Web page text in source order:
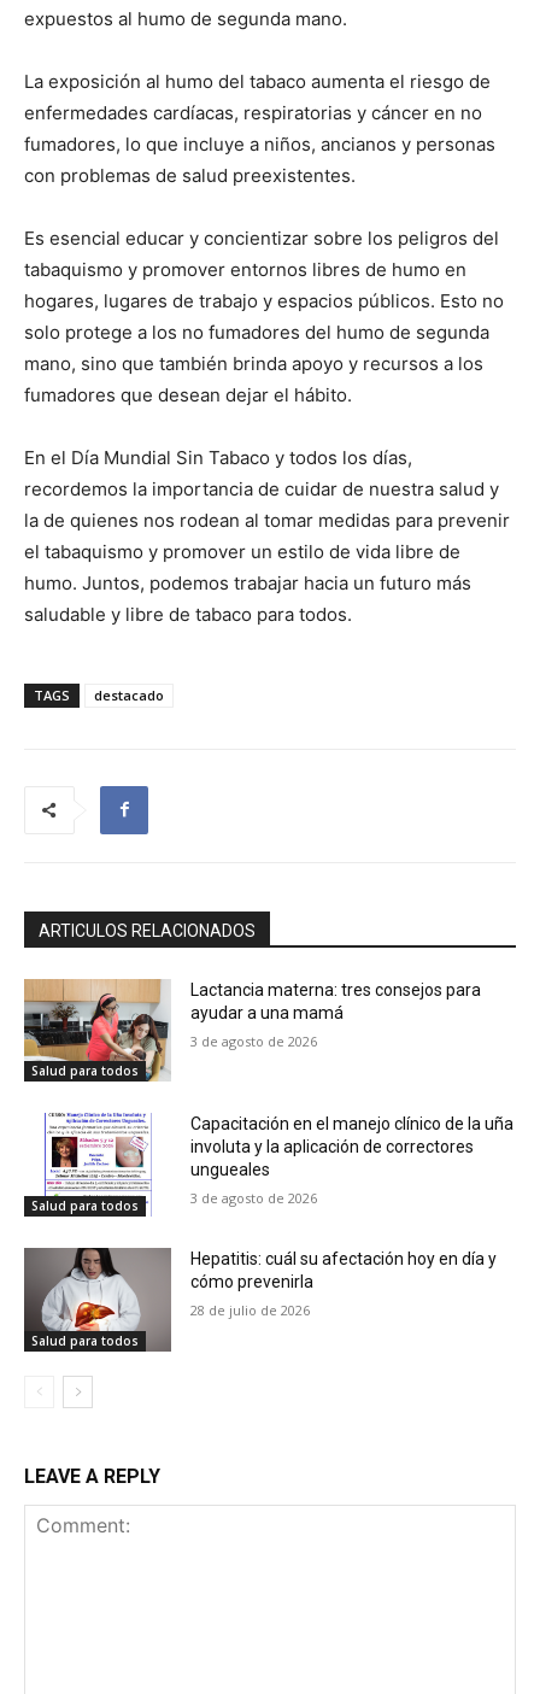
expuestos al humo de segunda mano.
La exposición al humo del tabaco aumenta el riesgo de
enfermedades cardíacas, respiratorias y cáncer en no
fumadores, lo que incluye a niños, ancianos y personas
con problemas de salud preexistentes.
Es esencial educar y concientizar sobre los peligros del
tabaquismo y promover entornos libres de humo en
hogares, lugares de trabajo y espacios públicos. Esto no
solo protege a los no fumadores del humo de segunda
mano, sino que también brinda apoyo y recursos a los
fumadores que desean dejar el hábito.
En el Día Mundial Sin Tabaco y todos los días,
recordemos la importancia de cuidar de nuestra salud y
la de quienes nos rodean al tomar medidas para prevenir
el tabaquismo y promover un estilo de vida libre de
humo. Juntos, podemos trabajar hacia un futuro más
saludable y libre de tabaco para todos.
TAGS destacado
ARTICULOS RELACIONADOS
Salud para todos
Lactancia materna: tres consejos para
ayudar a una mamá
3 de agosto de 2026
Salud para todos
Capacitación en el manejo clínico de la uña
involuta y la aplicación de correctores
ungueales
3 de agosto de 2026
Salud para todos
Hepatitis: cuál su afectación hoy en día y
cómo prevenirla
28 de julio de 2026
LEAVE A REPLY